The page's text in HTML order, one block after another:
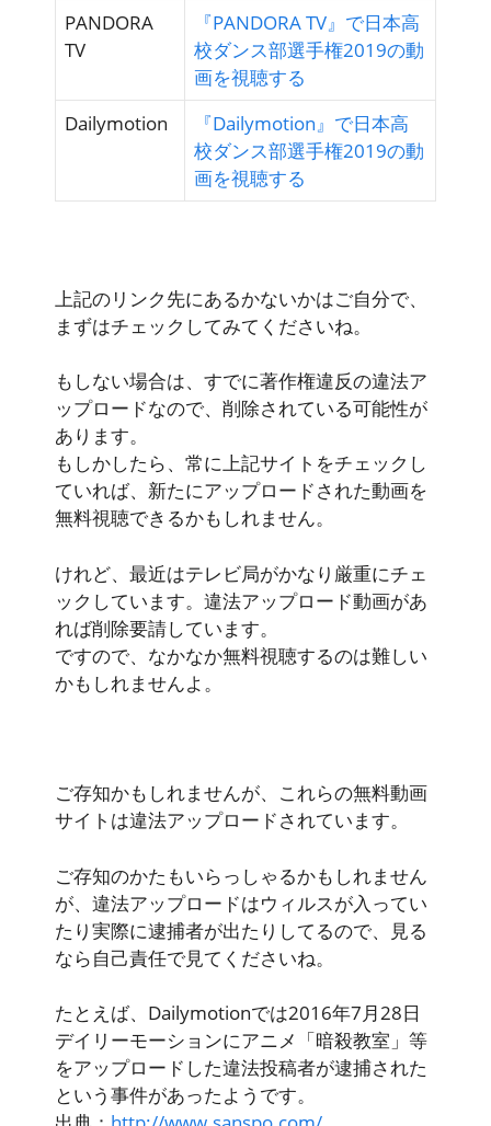
PANDORA
TV
『PANDORA TV』で日本高
校ダンス部選手権2019の動
画を視聴する
Dailymotion
『Dailymotion』で日本高
校ダンス部選手権2019の動
画を視聴する
上記のリンク先にあるかないかはご自分で、
まずはチェックしてみてくださいね。
もしない場合は、すでに著作権違反の違法ア
ップロードなので、削除されている可能性が
あります。
もしかしたら、常に上記サイトをチェックし
ていれば、新たにアップロードされた動画を
無料視聴できるかもしれません。
けれど、最近はテレビ局がかなり厳重にチェ
ックしています。違法アップロード動画があ
れば削除要請しています。
ですので、なかなか無料視聴するのは難しい
かもしれませんよ。
ご存知かもしれませんが、 これらの無料動画
サイトは違法アップロードされています。
ご存知のかたもいらっしゃるかもしれません
が、 違法アップロードはウィルスが入ってい
たり実際に逮捕者が出たりしてるので、見る
なら自己責任で見てくださいね。
たとえば、Dailymotionでは2016年7月28日
デイリーモーションにアニメ「暗殺教室」等
をアップロードした違法投稿者が逮捕された
という事件があったようです。